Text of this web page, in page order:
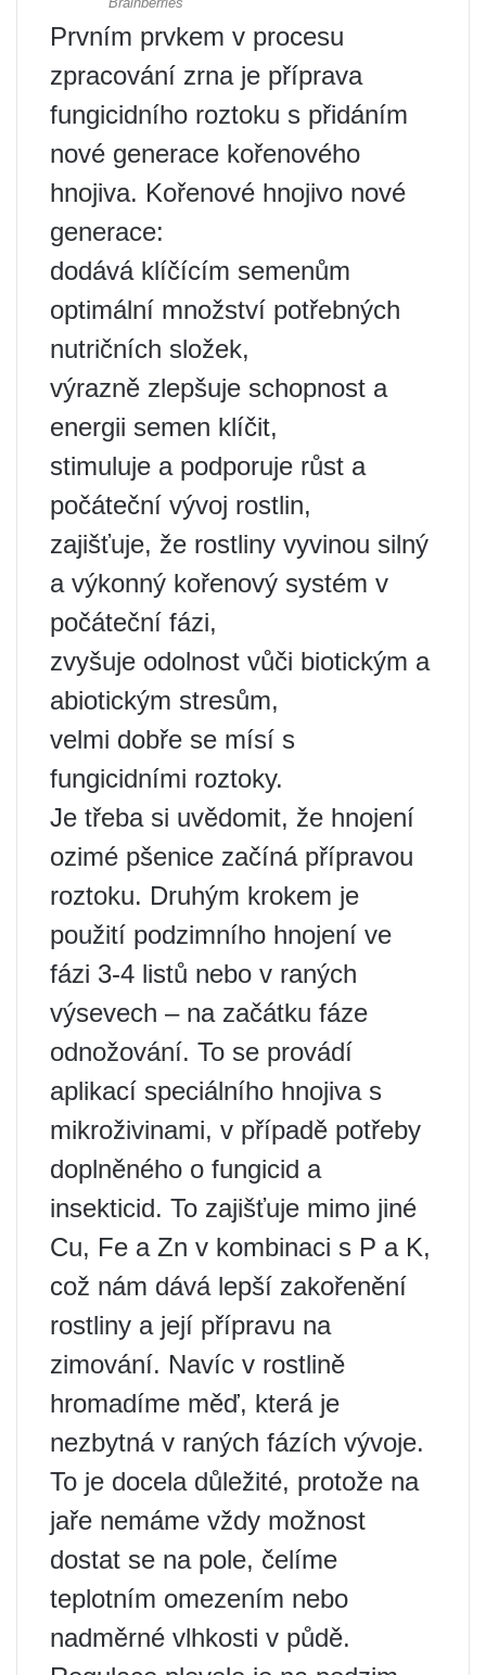
Prvním prvkem v procesu
zpracování zrna je příprava
fungicidního roztoku s přidáním
nové generace kořenového
hnojiva. Kořenové hnojivo nové
generace:
dodává klíčícím semenům
optimální množství potřebných
nutričních složek,
výrazně zlepšuje schopnost a
energii semen klíčit,
stimuluje a podporuje růst a
počáteční vývoj rostlin,
zajišťuje, že rostliny vyvinou silný
a výkonný kořenový systém v
počáteční fázi,
zvyšuje odolnost vůči biotickým a
abiotickým stresům,
velmi dobře se mísí s
fungicidními roztoky.
Je třeba si uvědomit, že hnojení
ozimé pšenice začíná přípravou
roztoku. Druhým krokem je
použití podzimního hnojení ve
fázi 3-4 listů nebo v raných
výsevech – na začátku fáze
odnožování. To se provádí
aplikací speciálního hnojiva s
mikroživinami, v případě potřeby
doplněného o fungicid a
insekticid. To zajišťuje mimo jiné
Cu, Fe a Zn v kombinaci s P a K,
což nám dává lepší zakořenění
rostliny a její přípravu na
zimování. Navíc v rostlině
hromadíme měď, která je
nezbytná v raných fázích vývoje.
To je docela důležité, protože na
jaře nemáme vždy možnost
dostat se na pole, čelíme
teplotním omezením nebo
nadměrné vlhkosti v půdě.